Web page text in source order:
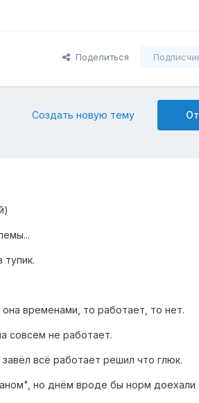
Поделиться
Создать новую тему
тупик.
временами, то работает, то нет.
совсем не работает.
всё работает решил что глюк.
но днём вроде бы норм доехали